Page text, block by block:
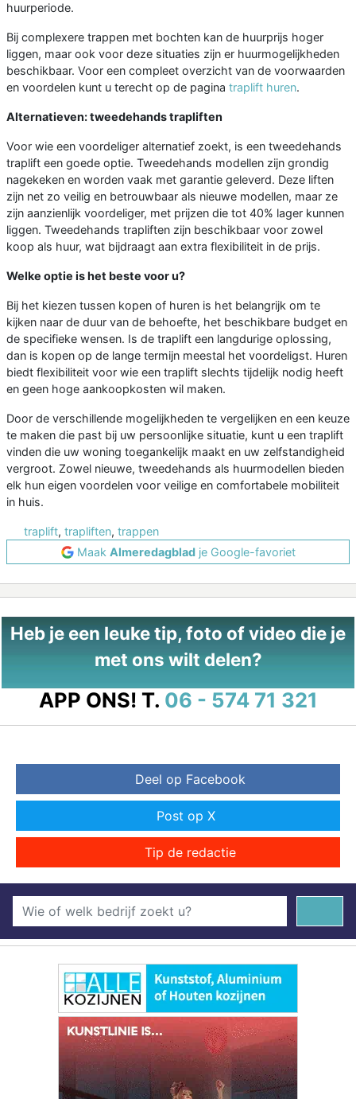
huurperiode.
Bij complexere trappen met bochten kan de huurprijs hoger
liggen, maar ook voor deze situaties zijn er huurmogelijkheden
beschikbaar. Voor een compleet overzicht van de voorwaarden
en voordelen kunt u terecht op de pagina traplift huren.
Alternatieven: tweedehands trapliften
Voor wie een voordeliger alternatief zoekt, is een tweedehands
traplift een goede optie. Tweedehands modellen zijn grondig
nagekeken en worden vaak met garantie geleverd. Deze liften
zijn net zo veilig en betrouwbaar als nieuwe modellen, maar ze
zijn aanzienlijk voordeliger, met prijzen die tot 40% lager kunnen
liggen. Tweedehands trapliften zijn beschikbaar voor zowel
koop als huur, wat bijdraagt aan extra flexibiliteit in de prijs.
Welke optie is het beste voor u?
Bij het kiezen tussen kopen of huren is het belangrijk om te
kijken naar de duur van de behoefte, het beschikbare budget en
de specifieke wensen. Is de traplift een langdurige oplossing,
dan is kopen op de lange termijn meestal het voordeligst. Huren
biedt flexibiliteit voor wie een traplift slechts tijdelijk nodig heeft
en geen hoge aankoopkosten wil maken.
Door de verschillende mogelijkheden te vergelijken en een keuze
te maken die past bij uw persoonlijke situatie, kunt u een traplift
vinden die uw woning toegankelijk maakt en uw zelfstandigheid
vergroot. Zowel nieuwe, tweedehands als huurmodellen bieden
elk hun eigen voordelen voor veilige en comfortabele mobiliteit
in huis.
traplift, trapliften, trappen
Maak Almeredagbladje Google-favoriet
Heb je een leuke tip, foto of video die je
met ons wilt delen?
APP ONS! T. 06 - 574 71 321
Deel op Facebook
Post op X
Tip de redactie